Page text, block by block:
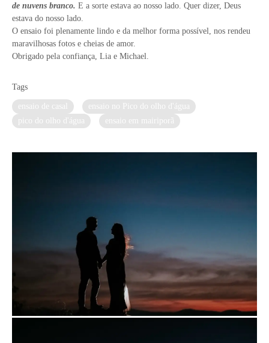
de nuvens branco. E a sorte estava ao nosso lado. Quer dizer, Deus
estava do nosso lado.
O ensaio foi plenamente lindo e da melhor forma possível, nos rendeu
maravilhosas fotos e cheias de amor.
Obrigado pela confiança, Lia e Michael.
Tags
ensaio de casal
ensaio no Pico do olho d'água
pico do olho d'água
ensaio em mairiporã